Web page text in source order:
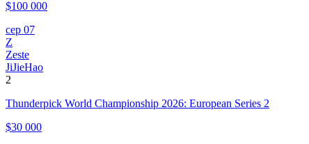
$100 000
сер 07
Z
Zeste
JiJieHao
2
Thunderpick World Championship 2026: European Series 2
$30 000